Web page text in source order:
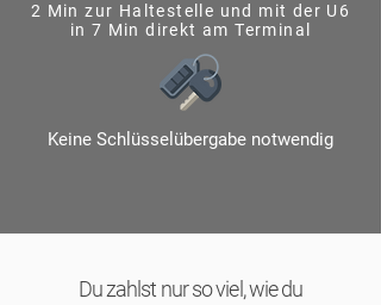
2 Min zur Haltestelle und mit der U6
in 7 Min direkt am Terminal
Keine Schlüsselübergabe notwendig
Du zahlst nur so viel, wie du